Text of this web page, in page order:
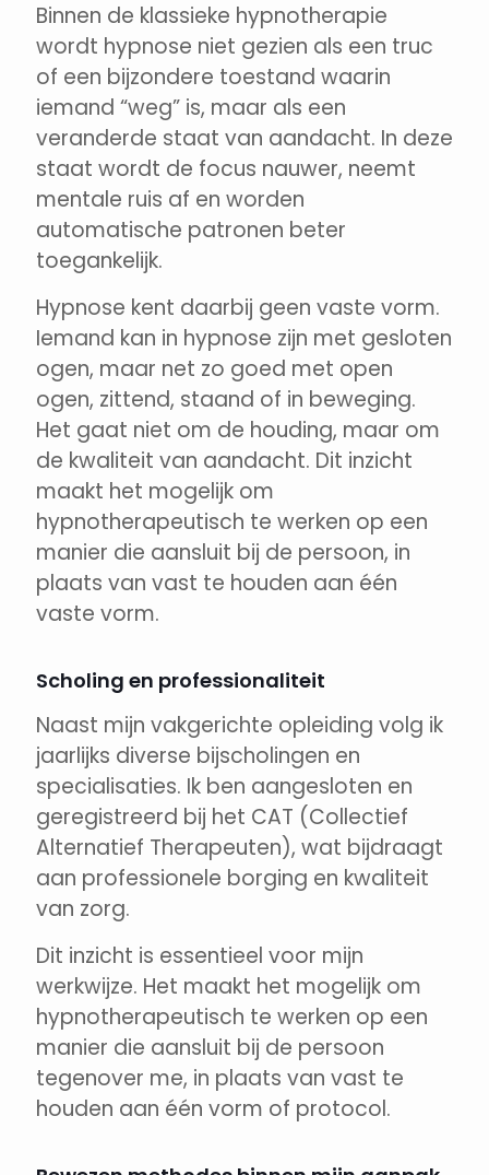
Binnen de klassieke hypnotherapie
wordt hypnose niet gezien als een truc
of een bijzondere toestand waarin
iemand “weg” is, maar als een
veranderde staat van aandacht. In deze
staat wordt de focus nauwer, neemt
mentale ruis af en worden
automatische patronen beter
toegankelijk.
Hypnose kent daarbij geen vaste vorm.
Iemand kan in hypnose zijn met gesloten
ogen, maar net zo goed met open
ogen, zittend, staand of in beweging.
Het gaat niet om de houding, maar om
de kwaliteit van aandacht. Dit inzicht
maakt het mogelijk om
hypnotherapeutisch te werken op een
manier die aansluit bij de persoon, in
plaats van vast te houden aan één
vaste vorm.
Scholing en professionaliteit
Naast mijn vakgerichte opleiding volg ik
jaarlijks diverse bijscholingen en
specialisaties. Ik ben aangesloten en
geregistreerd bij het CAT (Collectief
Alternatief Therapeuten), wat bijdraagt
aan professionele borging en kwaliteit
van zorg.
Dit inzicht is essentieel voor mijn
werkwijze. Het maakt het mogelijk om
hypnotherapeutisch te werken op een
manier die aansluit bij de persoon
tegenover me, in plaats van vast te
houden aan één vorm of protocol.